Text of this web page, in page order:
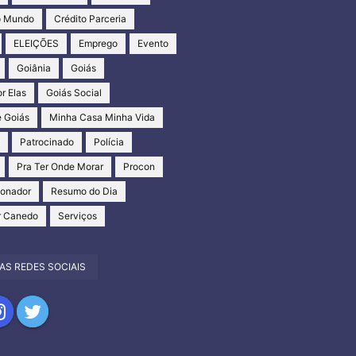
Mundo Crédito Parceria
ELEIÇÕES Emprego Evento
Goiânia Goiás
Elas Goiás Social
Goiás Minha Casa Minha Vida
Patrocinado Polícia
Pra Ter Onde Morar Procon
Resumo do Dia
Canedo Serviços
REDES SOCIAIS